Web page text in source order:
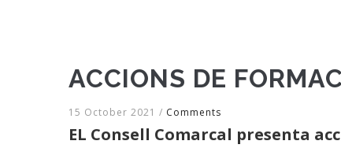
ACCIONS DE
15 October 2021 / Comments
EL Consell Comarcal presenta